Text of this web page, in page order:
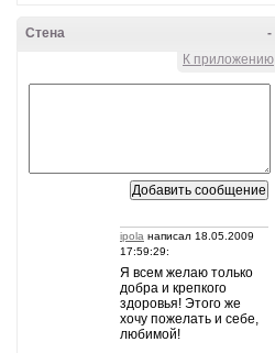
-
Стена
К приложению
ipola написал 18.05.2009
17:59:29:
Я всем желаю только
добра и крепкого
здоровья! Этого же
хочу пожелать и себе,
любимой!